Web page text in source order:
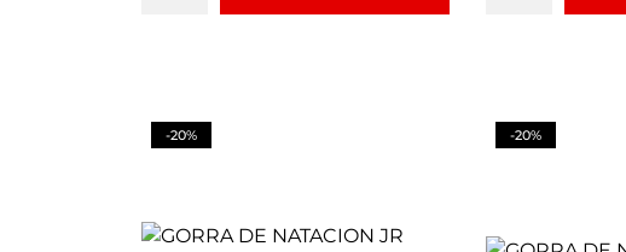
-20% -20%